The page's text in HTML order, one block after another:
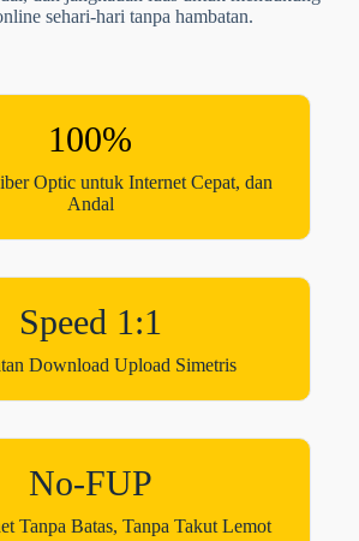
sehari-hari tanpa hambatan.
100%
Optic untuk Internet Cepat, dan
Andal
Speed 1:1
Download Upload Simetris
No-FUP
Tanpa Batas, Tanpa Takut Lemot